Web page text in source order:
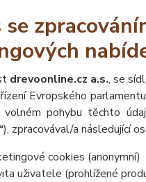
se
drevoonline.cz a.s., se
Evropského
pohybu těchto
), zpracovával/a následující
cookies (anonymní)
uživatele (prohlížené